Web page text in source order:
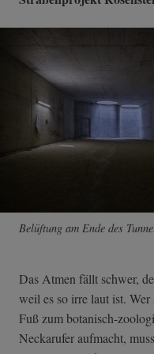
Belüftung am Ende des
Das Atmen fällt schwer,
weil es so irre laut ist.
Fuß zum botanisch-
Neckarufer aufmacht,